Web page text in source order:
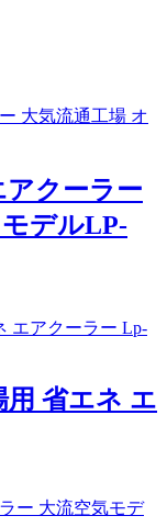
アクーラー
デルLP-
用 省エネ エ